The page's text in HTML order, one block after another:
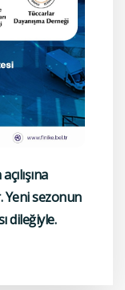
Yeni sezonun
dileğiyle.